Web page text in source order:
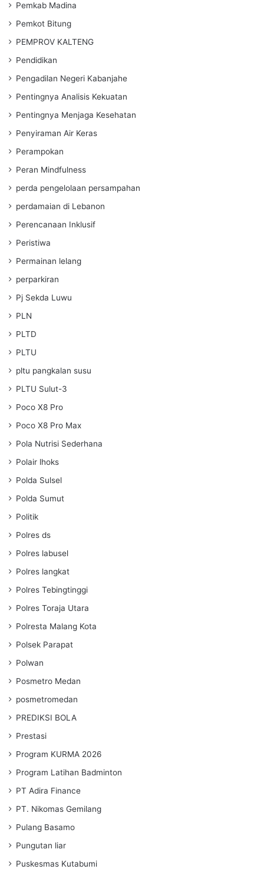
Pemkab Madina
Pemkot Bitung
PEMPROV KALTENG
Pendidikan
Pengadilan Negeri Kabanjahe
Pentingnya Analisis Kekuatan
Pentingnya Menjaga Kesehatan
Penyiraman Air Keras
Perampokan
Peran Mindfulness
perda pengelolaan persampahan
perdamaian di Lebanon
Perencanaan Inklusif
Peristiwa
Permainan lelang
perparkiran
Pj Sekda Luwu
PLN
PLTD
PLTU
pltu pangkalan susu
PLTU Sulut-3
Poco X8 Pro
Poco X8 Pro Max
Pola Nutrisi Sederhana
Polair lhoks
Polda Sulsel
Polda Sumut
Politik
Polres ds
Polres labusel
Polres langkat
Polres Tebingtinggi
Polres Toraja Utara
Polresta Malang Kota
Polsek Parapat
Polwan
Posmetro Medan
posmetromedan
PREDIKSI BOLA
Prestasi
Program KURMA 2026
Program Latihan Badminton
PT Adira Finance
PT. Nikomas Gemilang
Pulang Basamo
Pungutan liar
Puskesmas Kutabumi